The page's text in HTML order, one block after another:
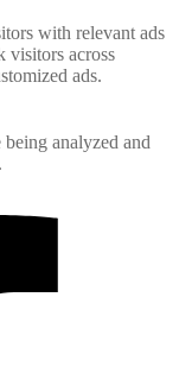
with relevant ads
visitors across
ads.
analyzed and